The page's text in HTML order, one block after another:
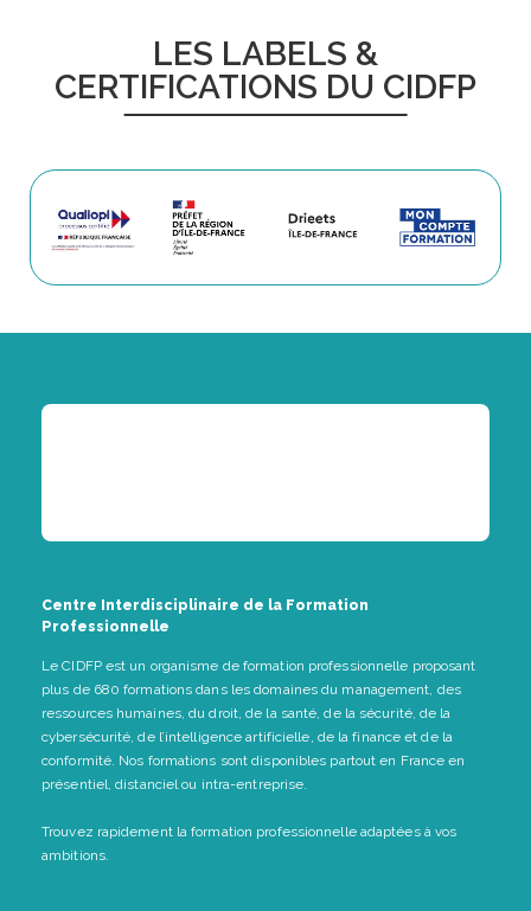
LES LABELS &
CERTIFICATIONS DU CIDFP
Centre Interdisciplinaire de la Formation
Professionnelle
Le CIDFP est un organisme de formation professionnelle proposant
plus de 680 formations dans les domaines du management, des
ressources humaines, du droit, de la santé, de la sécurité, de la
cybersécurité, de l’intelligence artificielle, de la finance et de la
conformité. Nos formations sont disponibles partout en France en
présentiel, distanciel ou intra-entreprise.
Trouvez rapidement la formation professionnelle adaptées à vos
ambitions.